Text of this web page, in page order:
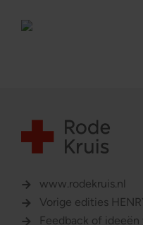
www.rodekruis.nl
Vorige edities
Feedback of ideeën